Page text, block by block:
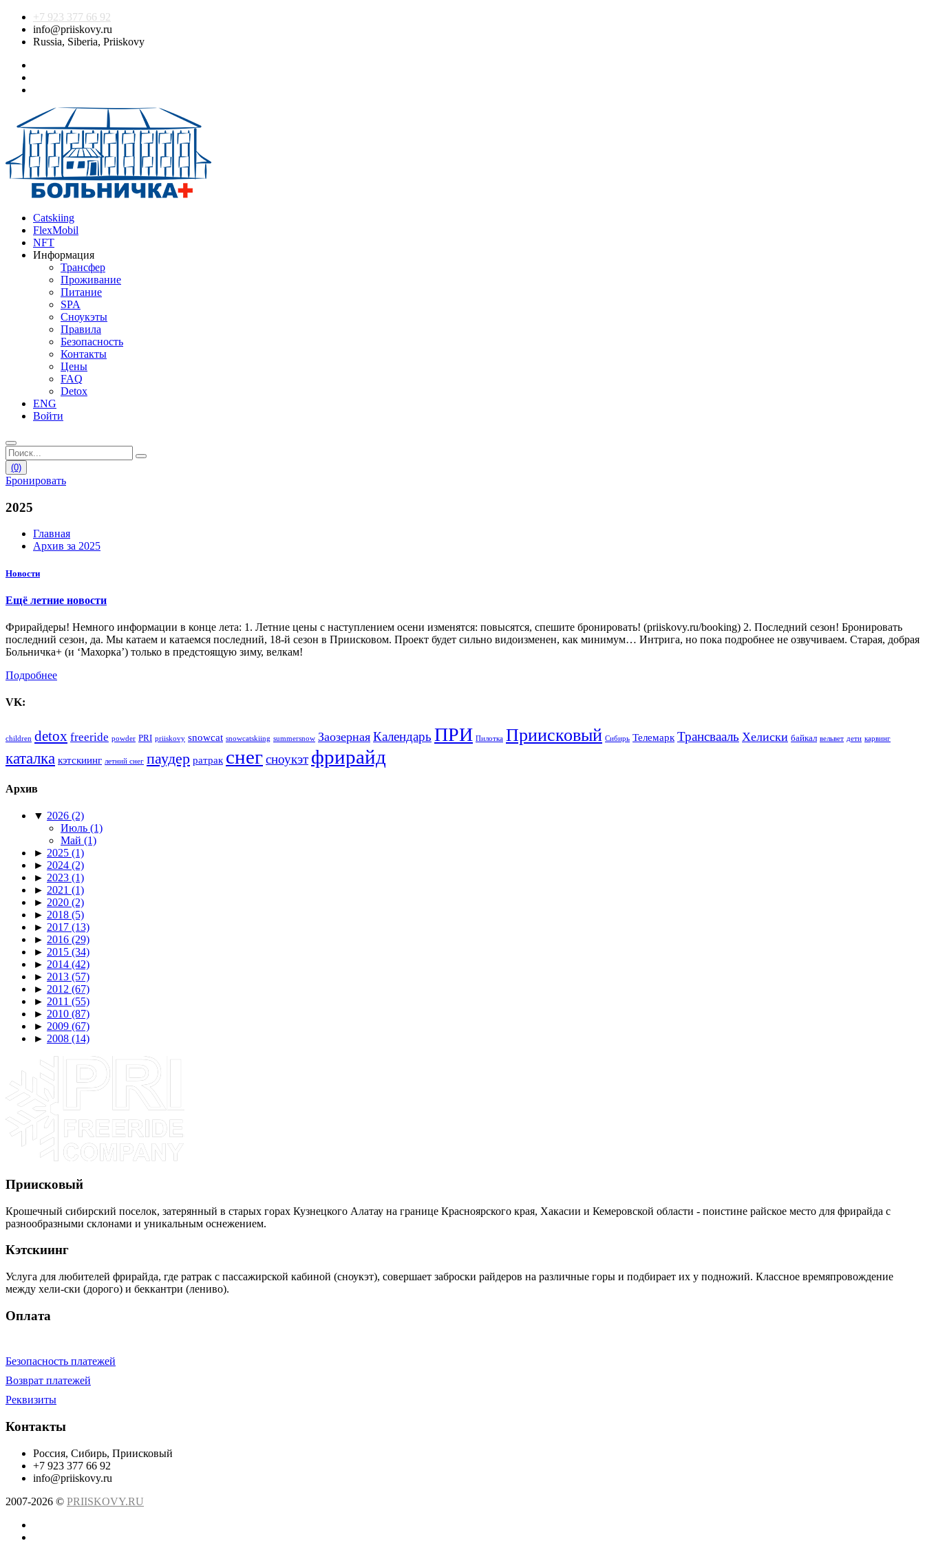
+7 923 377 66 92
info@priiskovy.ru
Russia, Siberia, Priiskovy
Catskiing
FlexMobil
NFT
Информация
Трансфер
Проживание
Питание
SPA
Сноукэты
Правила
Безопасность
Контакты
Цены
FAQ
Detox
ENG
Войти
(0)
Бронировать
2025
Главная
Архив за 2025
Новости
Ещё летние новости
Фрирайдеры! Немного информации в конце лета: 1. Летние цены с наступлением осени изменятся: повысятся, спешите бронировать! (priiskovy.ru/booking) 2. Последний сезон! Бронировать
последний сезон, да. Мы катаем и катаемся последний, 18-й сезон в Приисковом. Проект будет сильно видоизменен, как минимум… Интрига, но пока подробнее не озвучиваем. Старая, добрая
Больничка+ (и ‘Махорка’) только в предстоящую зиму, велкам!
Подробнее
VK:
children detox freeride powder PRI priiskovy snowcat snowcatskiing summersnow Заозерная Календарь ПРИ Пилотка Приисковый Сибирь Телемарк Трансвааль Хелиски байкал вельвет дети карвинг
каталка кэтскиинг летний снег паудер ратрак снегсноукэт фрирайд
Архив
▼ 2026 (2)
Июль (1)
Май (1)
► 2025 (1)
► 2024 (2)
► 2023 (1)
► 2021 (1)
► 2020 (2)
► 2018 (5)
► 2017 (13)
► 2016 (29)
► 2015 (34)
► 2014 (42)
► 2013 (57)
► 2012 (67)
► 2011 (55)
► 2010 (87)
► 2009 (67)
► 2008 (14)
Приисковый
Крошечный сибирский поселок, затерянный в старых горах Кузнецкого Алатау на границе Красноярского края, Хакасии и Кемеровской области - поистине райское место для фрирайда с
разнообразными склонами и уникальным оснежением.
Кэтскиинг
Услуга для любителей фрирайда, где ратрак с пассажирской кабиной (сноукэт), совершает заброски райдеров на различные горы и подбирает их у подножий. Классное времяпровождение
между хели-ски (дорого) и беккантри (лениво).
Оплата
Безопасность платежей
Возврат платежей
Реквизиты
Контакты
Россия, Сибирь, Приисковый
+7 923 377 66 92
info@priiskovy.ru
2007-2026 © PRIISKOVY.RU